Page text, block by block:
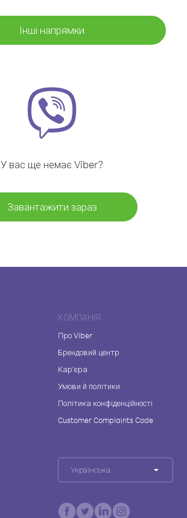
Інші напрямки
У вас ще немає Viber?
Завантажити зараз
КОМПАНІЯ
Про Viber
Брендовий центр
Кар'єра
Умови й політики
Політика конфіденційності
Customer Complaints Code
Українська